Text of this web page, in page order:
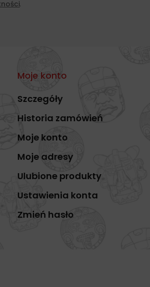
.
Moje konto
Szczegóły
Historia zamówień
Moje konto
Moje adresy
Ulubione produkty
Ustawienia konta
Zmień hasło